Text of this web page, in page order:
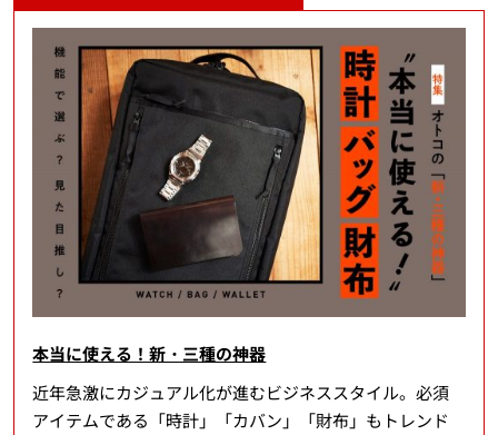
本当に使える！新・三種の神器
近年急激にカジュアル化が進むビジネススタイル。必須
アイテムである「時計」「カバン」「財布」もトレンド